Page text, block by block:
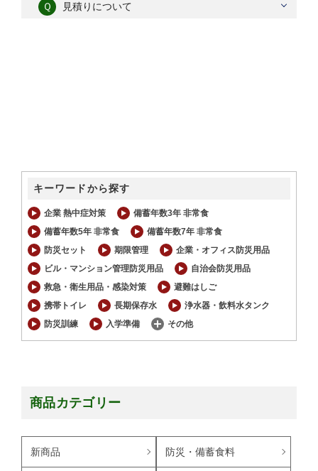
Ｑ 見積りについて
キーワードから探す
企業 熱中症対策
備蓄年数3年 非常食
備蓄年数5年 非常食
備蓄年数7年 非常食
防災セット
期限管理
企業・オフィス防災用品
ビル・マンション管理防災用品
自治会防災用品
救急・衛生用品・感染対策
避難はしご
携帯トイレ
長期保存水
浄水器・飲料水タンク
防災訓練
入学準備 その他
商品カテゴリー
新商品 防災・備蓄食料